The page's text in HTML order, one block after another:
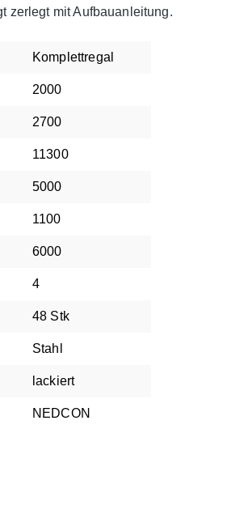
zerlegt mit Aufbauanleitung.
Komplettregal
2000
2700
11300
5000
1100
6000
4
48 Stk
Stahl
lackiert
NEDCON